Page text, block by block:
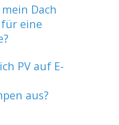
Dach
eine
PV auf E-
aus?